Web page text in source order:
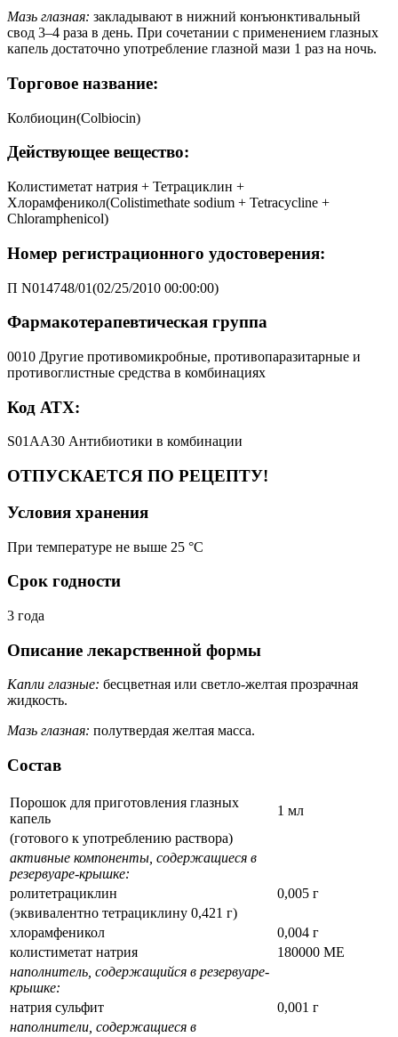
Мазь глазная: закладывают в нижний конъюнктивальный
свод 3–4 раза в день. При сочетании с применением глазных
капель достаточно употребление глазной мази 1 раз на ночь.
Торговое название:
Колбиоцин(Colbiocin)
Действующее вещество:
Колистиметат натрия + Тетрациклин +
Хлорамфеникол(Colistimethate sodium + Tetracycline +
Chloramphenicol)
Номер регистрационного удостоверения:
П N014748/01(02/25/2010 00:00:00)
Фармакотерапевтическая группа
0010 Другие противомикробные, противопаразитарные и
противоглистные средства в комбинациях
Код АТХ:
S01AA30 Антибиотики в комбинации
ОТПУСКАЕТСЯ ПО РЕЦЕПТУ!
Условия хранения
При температуре не выше 25 °C
Срок годности
3 года
Описание лекарственной формы
Капли глазные: бесцветная или светло-желтая прозрачная
жидкость.
Мазь глазная: полутвердая желтая масса.
Состав
Порошок для приготовления глазных
капель
1 мл
(готового к употреблению раствора)
активные компоненты, содержащиеся в
резервуаре-крышке:
ролитетрациклин
0,005 г
(эквивалентно тетрациклину 0,421 г)
хлорамфеникол
0,004 г
колистиметат натрия
180000 МЕ
наполнитель, содержащийся в резервуаре-
крышке:
натрия сульфит
0,001 г
наполнители, содержащиеся в